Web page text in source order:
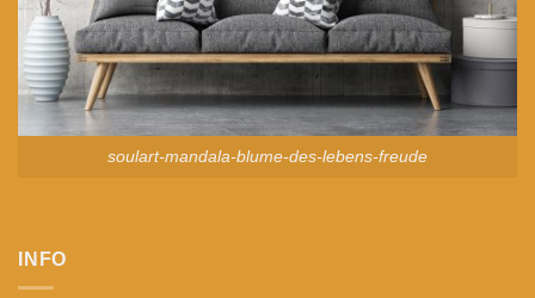
soulart-mandala-blume-des-lebens-freude
INFO